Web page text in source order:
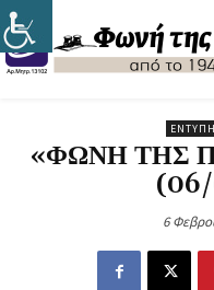
«ΦΩΝΗ ΤΗΣ
6